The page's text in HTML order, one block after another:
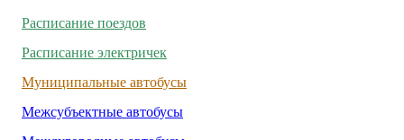
Расписание поездов
Расписание электричек
Муниципальные автобусы
Межсубъектные автобусы